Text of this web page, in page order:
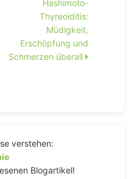
Hashimoto-
Thyreoiditis:
Müdigkeit,
Erschöpfung und
Schmerzen überall
verstehen:
Blogartikel!